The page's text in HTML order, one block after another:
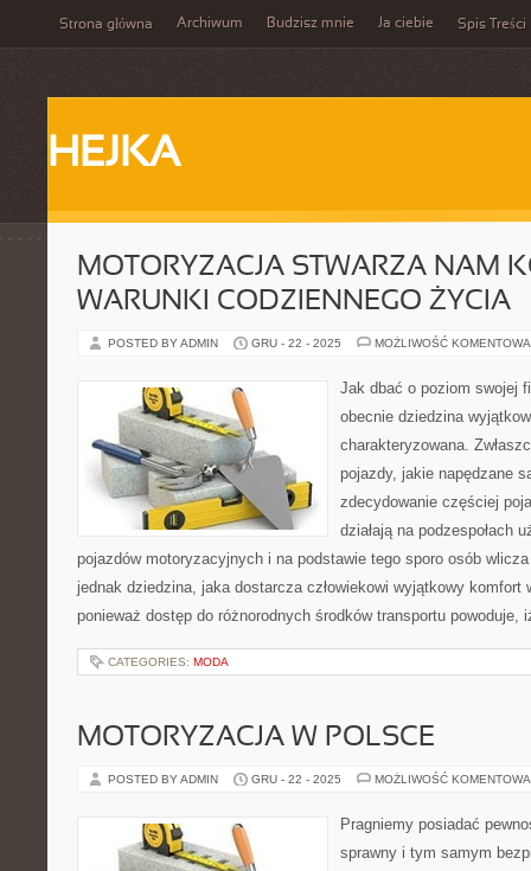
Strona główna Archiwum Budzisz mnie Ja ciebie Spis Treści
HEJKA
MOTORYZACJA STWARZA NAM
WARUNKI CODZIENNEGO ŻYCIA
POSTED BY ADMIN GRU - 22 - 2025 MOŻLIWOŚĆ
Jak dbać o poziom swojej
obecnie dziedzina
charakteryzowana.
pojazdy, jakie napędzane
zdecydowanie częściej
działają na podzespołach
pojazdów motoryzacyjnych i na podstawie tego sporo osób
jednak dziedzina, jaka dostarcza człowiekowi wyjątkowy komfort
ponieważ dostęp do różnorodnych środków transportu
CATEGORIES: MODA
MOTORYZACJA W POLSCE
POSTED BY ADMIN GRU - 22 - 2025 MOŻLIWOŚĆ
Pragniemy posiadać
sprawny i tym samym